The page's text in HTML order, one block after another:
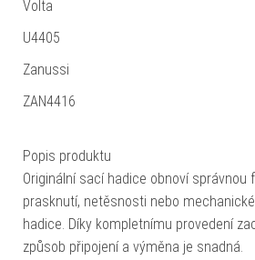
Volta
U4405
Zanussi
ZAN4416
Popis produktu
Originální sací hadice obnoví správnou
prasknutí, netěsnosti nebo
hadice. Díky kompletnímu provedení
způsob připojení a výměna je snadná.